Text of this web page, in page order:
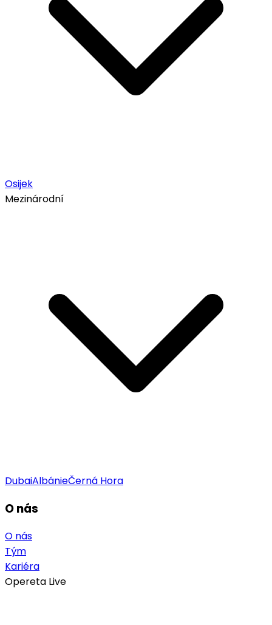
Osijek
Mezinárodní
DubaiAlbánieČerná Hora
O nás
O nás
Tým
Kariéra
Opereta Live